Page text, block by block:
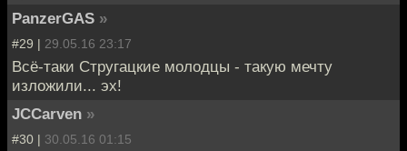
PanzerGAS »
#29 | 29.05.16 23:17
Всё-таки Стругацкие молодцы - такую мечту
изложили... эх!
JCCarven »
#30 | 30.05.16 01:15